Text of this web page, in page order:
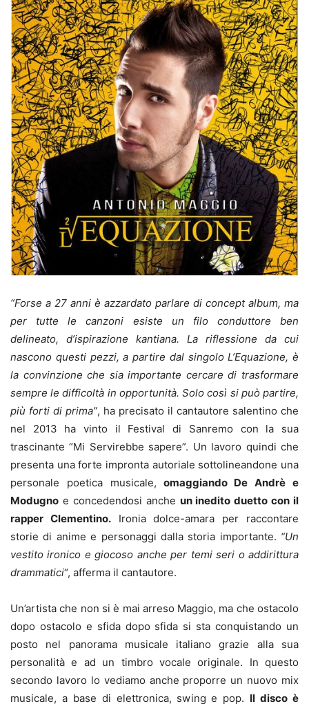
“Forse a 27 anni è azzardato parlare di concept album, ma
per tutte le canzoni esiste un filo conduttore ben
delineato, d’ispirazione kantiana. La riflessione da cui
nascono questi pezzi, a partire dal singolo L’Equazione, è
la convinzione che sia importante cercare di trasformare
sempre le difficoltà in opportunità. Solo così si può partire,
più forti di prima”, ha precisato il cantautore salentino che
nel 2013 ha vinto il Festival di Sanremo con la sua
trascinante “Mi Servirebbe sapere”. Un lavoro quindi che
presenta una forte impronta autoriale sottolineandone una
personale poetica musicale, omaggiando De Andrè e
Modugno e concedendosi anche un inedito duetto con il
rapper Clementino.Ironia dolce-amara per raccontare
storie di anime e personaggi dalla storia importante. “Un
vestito ironico e giocoso anche per temi seri o addirittura
drammatici“, afferma il cantautore.
Un’artista che non si è mai arreso Maggio, ma che ostacolo
dopo ostacolo e sfida dopo sfida si sta conquistando un
posto nel panorama musicale italiano grazie alla sua
personalità e ad un timbro vocale originale. In questo
secondo lavoro lo vediamo anche proporre un nuovo mix
musicale, a base di elettronica, swing e pop. Il disco è